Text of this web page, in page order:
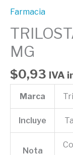
Farmacia
MG
$0,93 IVA
Marca
Incluye
Nota